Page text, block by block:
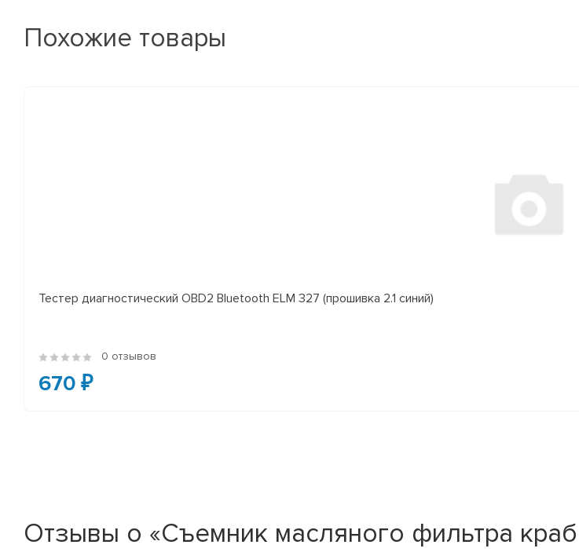
Похожие товары
Тестер диагностический OBD2 Bluetooth ELM 327 (прошивка 2.1 синий)
0 отзывов
670 ₽
Отзывы о «Съемник масляного фильтра